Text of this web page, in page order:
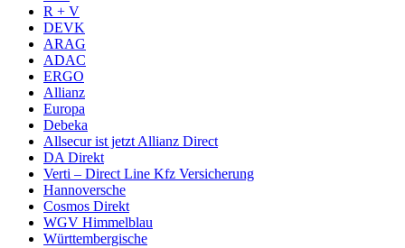
R + V
DEVK
ARAG
ADAC
ERGO
Allianz
Europa
Debeka
Allsecur ist jetzt Allianz Direct
DA Direkt
Verti – Direct Line Kfz Versicherung
Hannoversche
Cosmos Direkt
WGV Himmelblau
Württembergische